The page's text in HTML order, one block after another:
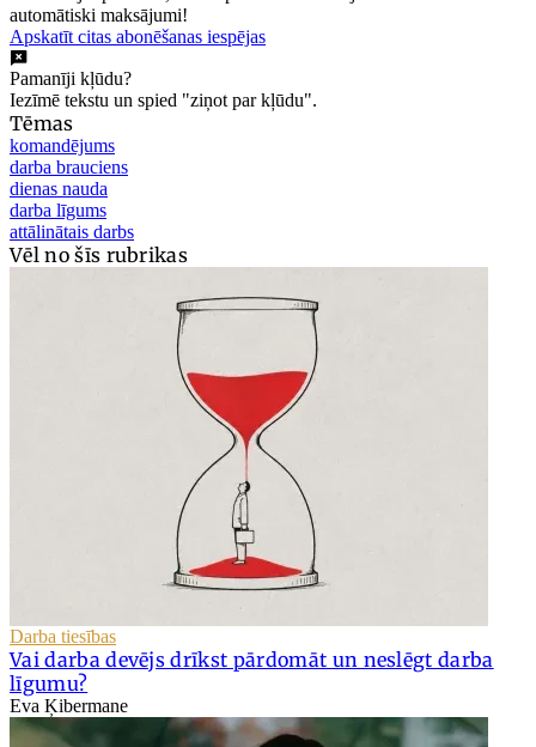
automātiski maksājumi!
Apskatīt citas abonēšanas iespējas
Pamanīji kļūdu?
Iezīmē tekstu un spied "ziņot par kļūdu".
Tēmas
komandējums
darba brauciens
dienas nauda
darba līgums
attālinātais darbs
Vēl no šīs rubrikas
Darba tiesības
Vai darba devējs drīkst pārdomāt un neslēgt darba
līgumu?
Eva Ķibermane